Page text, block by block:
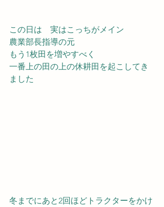
この日は　実はこっちがメイン
農業部長指導の元
もう1枚田を増やすべく
一番上の田の上の休耕田を起こしてき
ました
冬までにあと2回ほどトラクターをかけ